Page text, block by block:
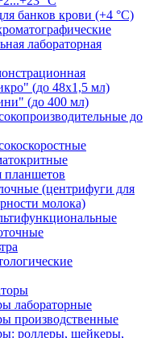
банков крови (+4 °С)
лабораторная
(до 48x1,5 мл)
(до 400 мл)
до
планшетов
(центрифуги для
молока)
лабораторные
производственные
роллеры, шейкеры,